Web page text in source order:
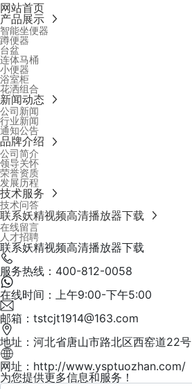
网站首页
产品展示
智能坐便器
蹲便器
台盆
连体马桶
小便器
浴室柜
花洒组合
新闻动态
公司新闻
行业新闻
通知公告
品牌介绍
公司简介
领导关怀
荣誉资质
发展历程
技术服务
技术问答
联系妖精视频高清播放器下载
在线留言
人才招聘
联系妖精视频高清播放器下载
服务热线：400-812-0058
在线时间：上午9:00-下午5:00
邮箱：tstcjt1914@163.com
地址：河北省唐山市路北区西窑道22号
网址：http://www.ysptuozhan.com/
为您提供更多信息和服务！